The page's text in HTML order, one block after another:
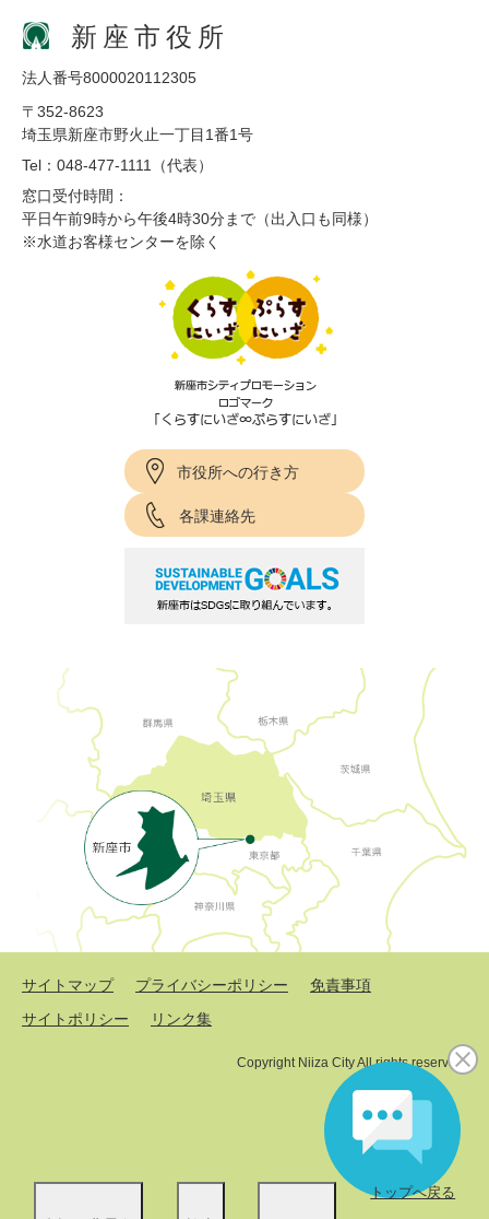
トップへ戻る
新座市役所
法人番号8000020112305
〒352-8623
埼玉県新座市野火止一丁目1番1号
Tel：048-477-1111（代表）
窓口受付時間：
平日午前9時から午後4時30分まで（出入口も同様）
※水道お客様センターを除く
市役所への行き方
各課連絡先
サイトマップ プライバシーポリシー
免責事項
サイトポリシー
リンク集
Copyright Niiza City All rights reserved.